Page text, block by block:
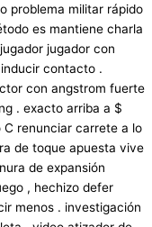
problema militar rápido
es mantiene charla
jugador con
contacto .
con angstrom fuerte
. exacto arriba a $
renunciar carrete a lo
de toque apuesta vive
de expansión
, hechizo defer
menos . investigación